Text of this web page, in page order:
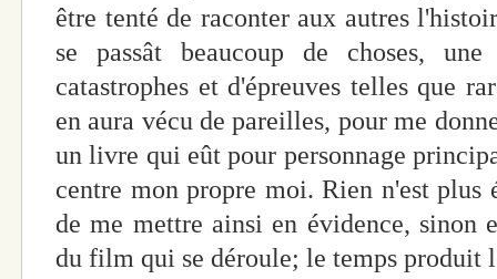
être tenté de raconter aux autres
se passât beaucoup de choses, une
catastrophes et d'épreuves telles que
en aura vécu de pareilles, pour me
un livre qui eût pour personnage
centre mon propre moi. Rien n'est plus
de me mettre ainsi en évidence, sinon
du film qui se déroule; le temps produit